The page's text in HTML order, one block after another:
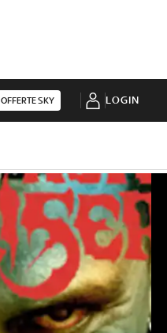
OFFERTE SKY LOGIN